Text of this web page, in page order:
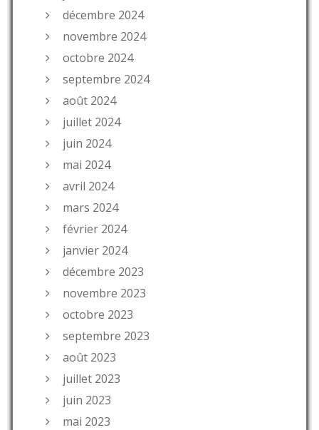
décembre 2024
novembre 2024
octobre 2024
septembre 2024
août 2024
juillet 2024
juin 2024
mai 2024
avril 2024
mars 2024
février 2024
janvier 2024
décembre 2023
novembre 2023
octobre 2023
septembre 2023
août 2023
juillet 2023
juin 2023
mai 2023